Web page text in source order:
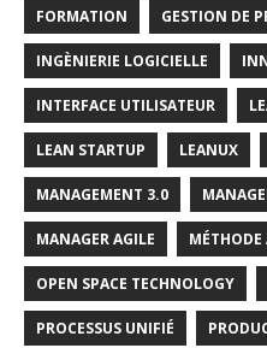
FORMATION GESTION DE
INGÈNIERIE LOGICIELLE
INTERFACE UTILISATEUR
LEAN STARTUP LEANUX
MANAGEMENT 3.0
MANAGER AGILE MÉTHODE
OPEN SPACE TECHNOLOGY
PROCESSUS UNIFIÉ